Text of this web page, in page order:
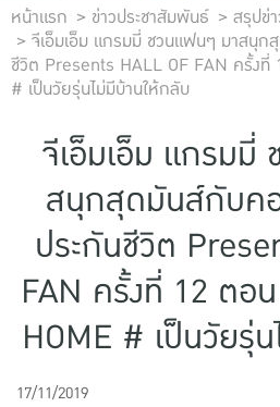
เพื่อสังคมไทย
ติดต่อไทยประกันชีวิต
แบบประกันทั้งหมด
แบบประกันที่เหมาะกับช่วงอายุ
เปรียบเทียบแบบประกัน
เลือกแบบประกันที่เหมาะกับคุณ
TL Learning Center
หน้าแรก ข่าวประชาสัมพันธ์
สรุปข่
จีเอ็มเอ็ม แกรมมี่ ชวนแฟนๆ มาสนุ
ชีวิต Presents HALL OF FAN ครั้งที่
# เป็นวัยรุ่นไม่มีบ้านให้กลับ
จีเอ็มเอ็ม แกรมมี่
สนุกสุดมันส์กับค
ประกันชีวิต
FAN ครั้งที่ 12 ตอ
HOME # เป็นวัยรุ่
17/11/2019